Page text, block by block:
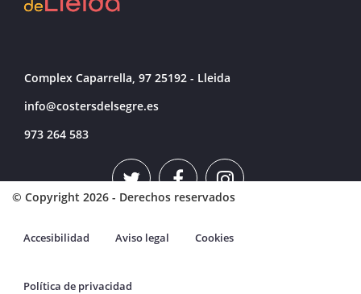
Complex Caparrella, 97 25192 - Lleida
info@costersdelsegre.es
973 264 583
© Copyright 2026 - Derechos reservados
Accesibilidad Aviso legal Cookies
Política de privacidad